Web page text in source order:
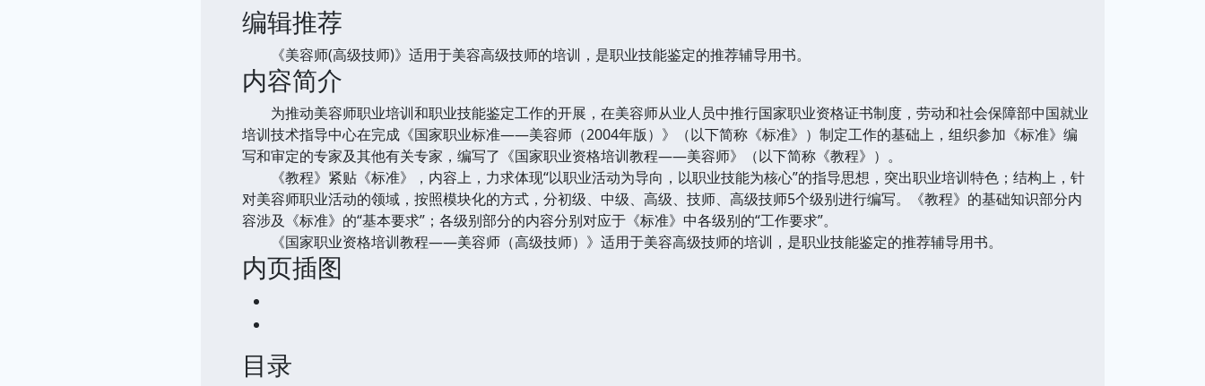
编辑推荐
《美容师(高级技师)》适用于美容高级技师的培训，是职业技能鉴定的推荐辅导用书。
内容简介
为推动美容师职业培训和职业技能鉴定工作的开展，在美容师从业人员中推行国家职业资格证书制度，劳动和社会保障部中国就业
培训技术指导中心在完成《国家职业标准——美容师（2004年版）》（以下简称《标准》）制定工作的基础上，组织参加《标准》编
写和审定的专家及其他有关专家，编写了《国家职业资格培训教程——美容师》（以下简称《教程》）。
《教程》紧贴《标准》，内容上，力求体现“以职业活动为导向，以职业技能为核心”的指导思想，突出职业培训特色；结构上，针
对美容师职业活动的领域，按照模块化的方式，分初级、中级、高级、技师、高级技师5个级别进行编写。《教程》的基础知识部分内
容涉及《标准》的“基本要求”；各级别部分的内容分别对应于《标准》中各级别的“工作要求”。
《国家职业资格培训教程——美容师（高级技师）》适用于美容高级技师的培训，是职业技能鉴定的推荐辅导用书。
内页插图
目录